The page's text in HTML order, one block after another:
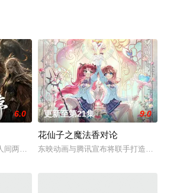
蜕变——她不再是被守护的少女，而是手持万灵
是繁星坠落的荒漠， 穿过现实的迷宫，欢迎光
6.0
间两界，由太极壁垒相隔，域外虚无异境滋生侵
更新至第21集 9.0
花仙子之魔法香对论
东映动画与腾讯宣布将联手打造『花仙